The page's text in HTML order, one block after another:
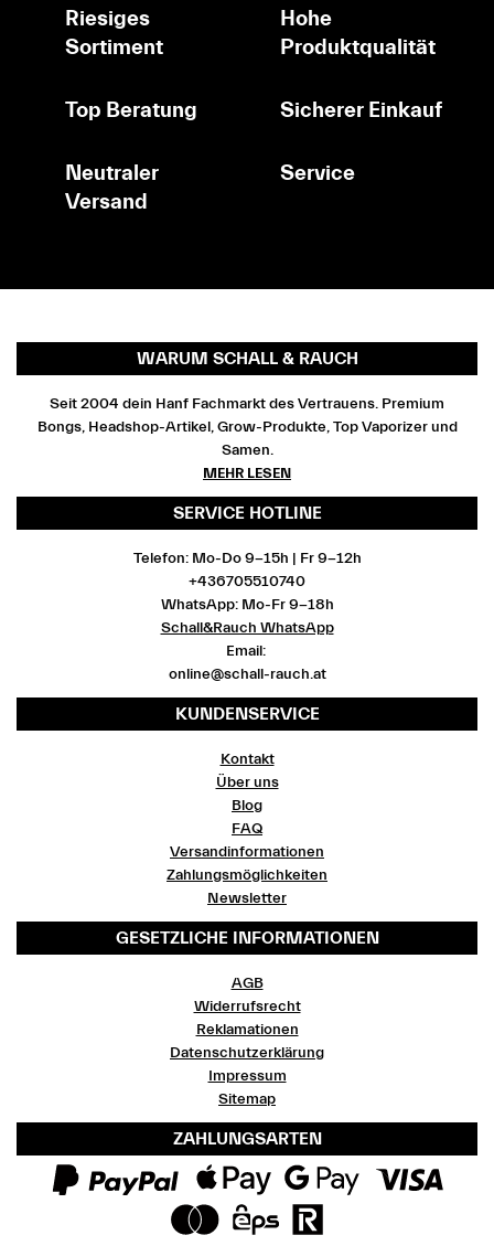
Riesiges
Sortiment
Hohe
Produktqualität
Top Beratung Sicherer Einkauf
Neutraler
Versand
Service
WARUM SCHALL & RAUCH
Seit 2004 dein Hanf Fachmarkt des Vertrauens. Premium
Bongs, Headshop-Artikel, Grow-Produkte, Top Vaporizer und
Samen.
MEHR LESEN
SERVICE HOTLINE
Telefon: Mo-Do 9-15h | Fr 9-12h
+436705510740
WhatsApp: Mo-Fr 9-18h
Schall&Rauch WhatsApp
Email:
online@schall-rauch.at
KUNDENSERVICE
Kontakt
Über uns
Blog
FAQ
Versandinformationen
Zahlungsmöglichkeiten
Newsletter
GESETZLICHE INFORMATIONEN
AGB
Widerrufsrecht
Reklamationen
Datenschutzerklärung
Impressum
Sitemap
ZAHLUNGSARTEN